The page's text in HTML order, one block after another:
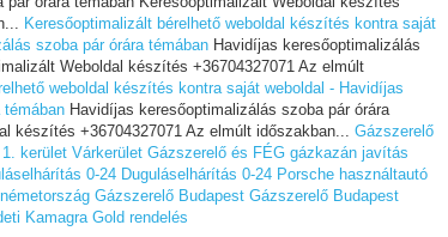
Keresőoptimalizált bérelhető weboldal készítés kontra saját
szoba pár órára témában Havidíjas keresőoptimalizálás
Weboldal készítés +36704327071 Az elmúlt
weboldal készítés kontra saját weboldal - Havidíjas
témában Havidíjas keresőoptimalizálás szoba pár órára
készítés +36704327071 Az elmúlt időszakban... Gázszerelő
kerület Várkerület Gázszerelő és FÉG gázkazán javítás
0-24 Duguláselhárítás 0-24 Porsche használtautó
Gázszerelő Budapest Gázszerelő Budapest
Kamagra Gold rendelés